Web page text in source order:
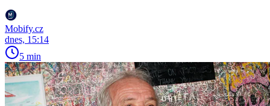
Mobify.cz
dnes, 15:14
5 min